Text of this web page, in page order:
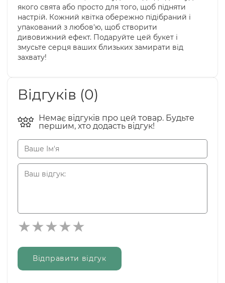
якого свята або просто для того, щоб підняти
настрій. Кожний квітка обережно підібраний і
упакований з любов'ю, щоб створити
дивовижний ефект. Подаруйте цей букет і
змусьте серця ваших близьких замирати від
захвату!
Відгуків (0)
Немає відгуків про цей товар. Будьте
першим, хто додасть відгук!
Відправити відгук